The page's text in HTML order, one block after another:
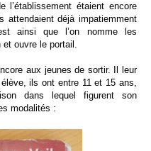
étaient encore
attendaient déjà impatiemment
ainsi que l’on nomme les
ouvre le portail.
aux jeunes de sortir. Il leur
ils ont entre 11 et 15 ans,
dans lequel figurent son
modalités :